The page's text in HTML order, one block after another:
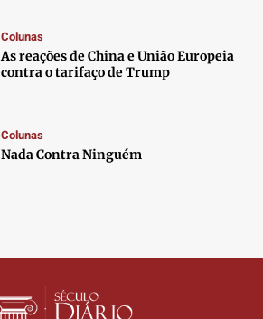
Colunas
As reações de China e União Europeia
contra o tarifaço de Trump
Colunas
Nada Contra Ninguém